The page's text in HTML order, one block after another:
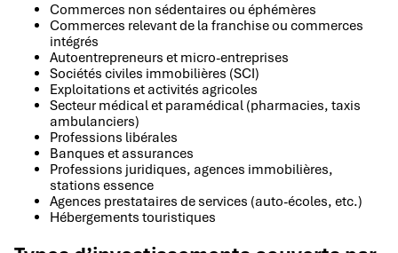
Commerces non sédentaires ou éphémères
Commerces relevant de la franchise ou commerces
intégrés
Autoentrepreneurs et micro-entreprises
Sociétés civiles immobilières (SCI)
Exploitations et activités agricoles
Secteur médical et paramédical (pharmacies, taxis
ambulanciers)
Professions libérales
Banques et assurances
Professions juridiques, agences immobilières,
stations essence
Agences prestataires de services (auto-écoles, etc.)
Hébergements touristiques